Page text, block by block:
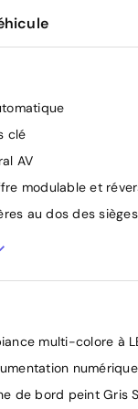
clé
AV
modulable et
au dos des
et AR à LED
rabattables
60/40
multi-colore à
de bord peint Gris